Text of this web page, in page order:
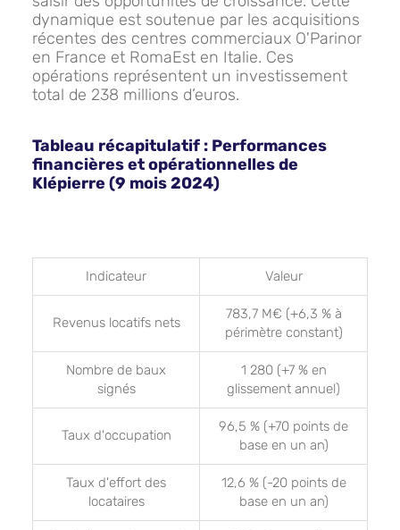
dynamique est soutenue par les acquisitions
récentes des centres commerciaux O'Parinor
en France et RomaEst en Italie. Ces
opérations représentent un investissement
total de 238 millions d’euros.
Tableau récapitulatif : Performances
financières et opérationnelles de
Klépierre (9 mois 2024)
Indicateur Valeur
Revenus locatifs nets
783,7 M€ (+6,3 % à
périmètre constant)
Nombre de baux
signés
1 280 (+7 % en
glissement annuel)
Taux d'occupation
96,5 % (+70 points de
base en un an)
Taux d'effort des
locataires
12,6 % (-20 points de
base en un an)